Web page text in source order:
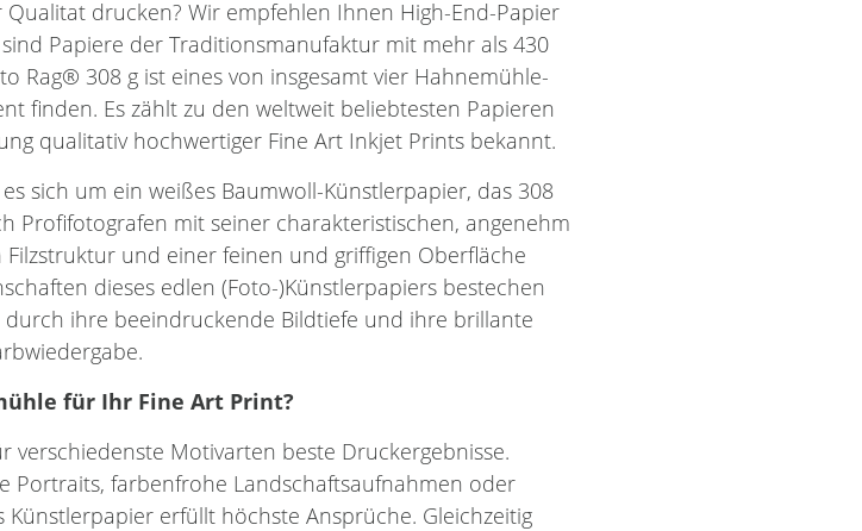
drucken? Wir empfehlen Ihnen High-End-Papier
Papiere der Traditionsmanufaktur mit mehr als 430
Rag® 308 g ist eines von insgesamt vier Hahnemühle-
finden. Es zählt zu den weltweit beliebtesten Papieren
qualitativ hochwertiger Fine Art Inkjet Prints bekannt.
sich um ein weißes Baumwoll-Künstlerpapier, das 308
Profifotografen mit seiner charakteristischen, angenehm
und einer feinen und griffigen Oberfläche
dieses edlen (Foto-)Künstlerpapiers bestechen
ihre beeindruckende Bildtiefe und ihre brillante
für Ihr Fine Art Print?
Motivarten beste Druckergebnisse.
Portraits, farbenfrohe Landschaftsaufnahmen oder
erfüllt höchste Ansprüche. Gleichzeitig